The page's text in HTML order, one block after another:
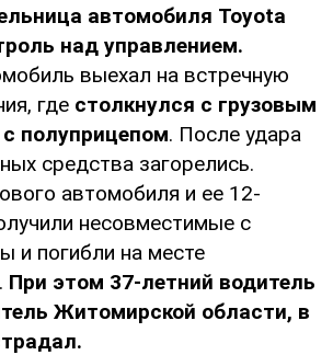
автомобиля Toyota
над управлением.
выехал на встречную
где столкнулся с грузовым
полуприцепом. После удара
средства загорелись.
автомобиля и ее 12-
несовместимые с
и погибли на месте
При этом 37-летний водитель
Житомирской области, в